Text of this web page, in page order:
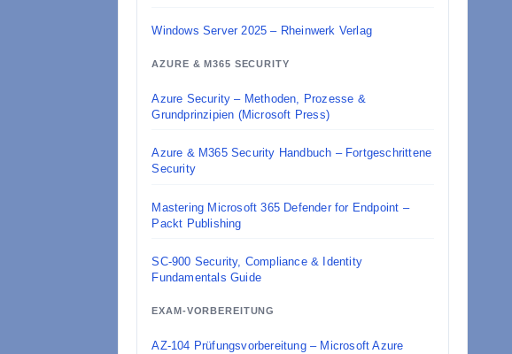
Windows Server 2025 – Rheinwerk Verlag
AZURE & M365 SECURITY
Azure Security – Methoden, Prozesse &
Grundprinzipien (Microsoft Press)
Azure & M365 Security Handbuch – Fortgeschrittene
Security
Mastering Microsoft 365 Defender for Endpoint –
Packt Publishing
SC-900 Security, Compliance & Identity
Fundamentals Guide
EXAM-VORBEREITUNG
AZ-104 Prüfungsvorbereitung – Microsoft Azure